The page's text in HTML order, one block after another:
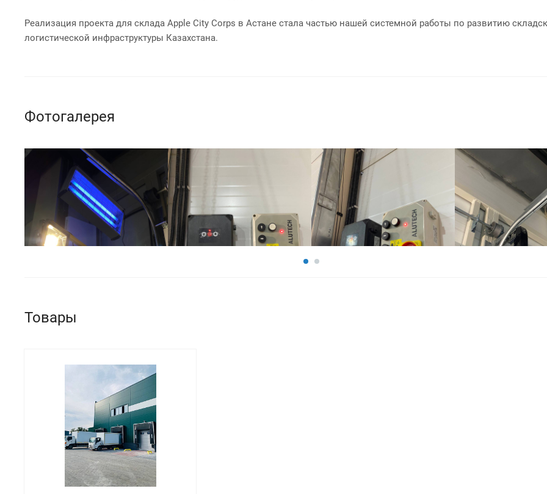
Реализация проекта для склада Apple City Corps в Астане стала частью нашей системной работы по развитию
логистической инфраструктуры Казахстана.
Фотогалерея
Товары